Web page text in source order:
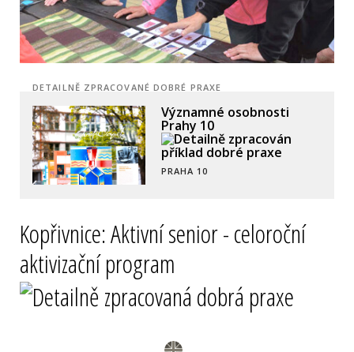
DETAILNĚ ZPRACOVANÉ DOBRÉ PRAXE
"Všude dobře, doma
nejlíp"- unikátní
hackathon
Kopřivnice: Aktivní senior - celoroční
aktivizační program